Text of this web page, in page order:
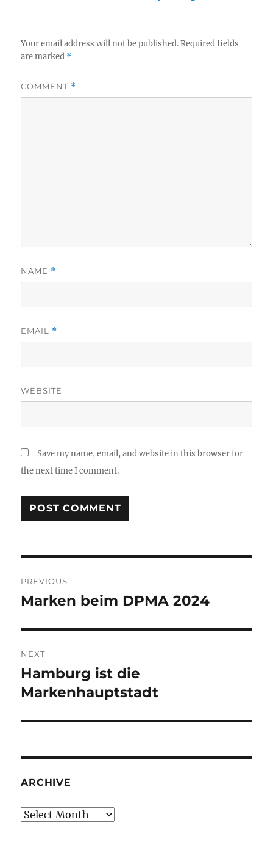
Your email address will not be published. Required fields
are marked *
COMMENT *
NAME *
EMAIL *
WEBSITE
Save my name, email, and website in this browser for
the next time I comment.
navigation
PREVIOUS
Previous
Marken beim DPMA 2024
NEXT
Next
post:
Hamburg ist die
Markenhauptstadt
ARCHIVE
Archive